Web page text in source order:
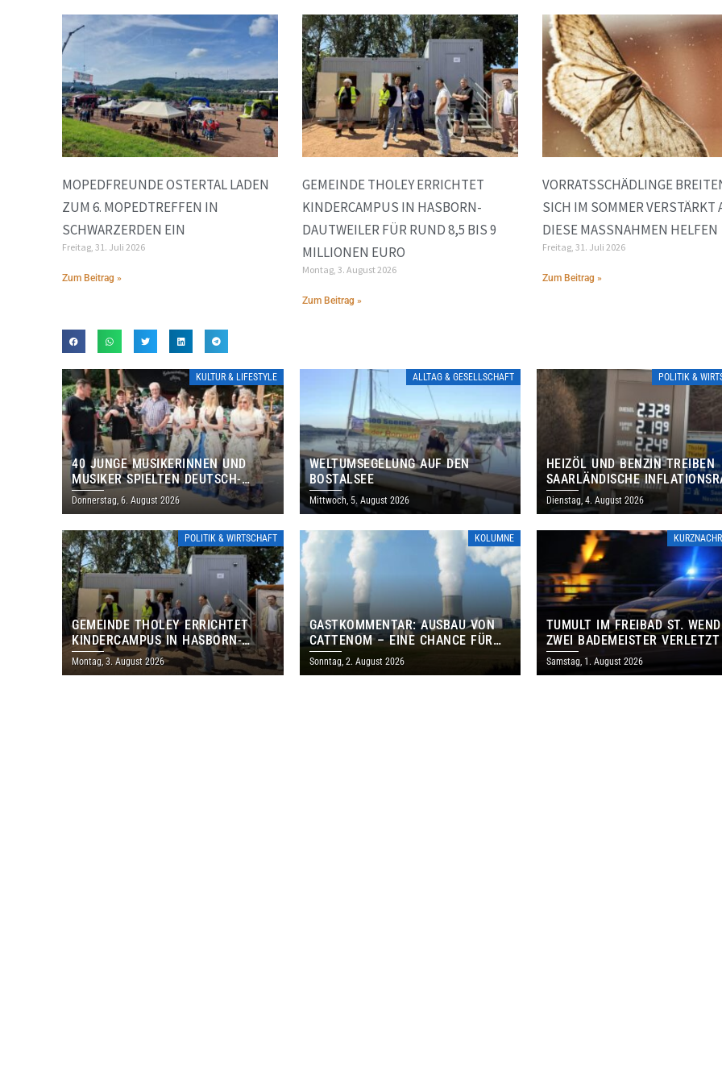
MOPEDFREUNDE OSTERTAL LADEN
ZUM 6. MOPEDTREFFEN IN
SCHWARZERDEN EIN
Freitag, 31. Juli 2026
Zum Beitrag »
GEMEINDE THOLEY ERRICHTET
KINDERCAMPUS IN HASBORN-
DAUTWEILER FÜR RUND 8,5 BIS 9
MILLIONEN EURO
Montag, 3. August 2026
Zum Beitrag »
VORRATSSCHÄDLINGE
SICH IM SOMMER VERSTÄRKT
DIESE MASSNAHMEN HELFEN
Freitag, 31. Juli 2026
Zum Beitrag »
KULTUR & LIFESTYLE
40 JUNGE MUSIKERINNEN UND
MUSIKER SPIELTEN DEUTSCH-
BRASILIANISCHES PROGRAMM IN
THOLEY
Donnerstag, 6. August 2026
ALLTAG & GESELLSCHAFT
WELTUMSEGELUNG AUF DEN
BOSTALSEE
Mittwoch, 5. August 2026
POLITIK &
HEIZÖL UND BENZIN TREIBEN
SAARLÄNDISCHE
IM JULI AUF 3,2 PROZENT
Dienstag, 4. August 2026
POLITIK & WIRTSCHAFT
GEMEINDE THOLEY ERRICHTET
KINDERCAMPUS IN HASBORN-
DAUTWEILER FÜR RUND 8,5 BIS 9
MILLIONEN EURO
Montag, 3. August 2026
KOLUMNE
GASTKOMMENTAR: AUSBAU VON
CATTENOM – EINE CHANCE FÜR
LOTHRINGEN UND DAS SAARLAND
Sonntag, 2. August 2026
TUMULT IM FREIBAD ST.
ZWEI BADEMEISTER VERLETZT
Samstag, 1. August 2026